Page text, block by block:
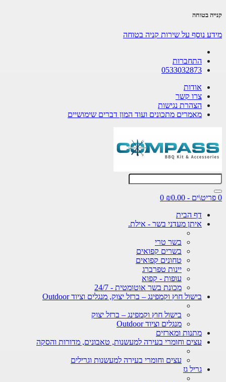
קנייה בטוחה
מידע נוסף על שירות קניה בטוחה
התחברות
0533032873
אודות
צרו קשר
הצהרת נגישות
מאמרים מתכונים ועוד המון דברים שימושיים
0 פריט\ים - ₪0.00
0
דף הבית
איתן מעדני בשר - אילת.
בשר טרי
בשרים קפואים
טחונים קפואים
יינות טפרברג
עופות - קפוא
מכונת בשר אוטומטית - 24/7
בישול חוץ וקמפינג – ברזל יצוק, מנגלים וציוד Outdoor
בישול חוץ וקמפינג – ברזל יצוק
מנגלים וציוד Outdoor
מתנות ומארזים
עצים וחומרי בעירה למעשנות, טאבונים, מדורות והסקה
עצים וחומרי בעירה למעשנות וגרילים
גריל גז